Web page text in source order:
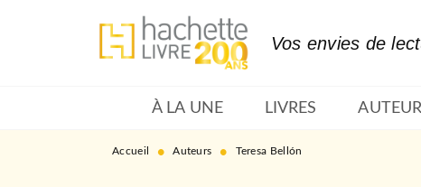
MENU RECHERCHE
Vos envies de
À LA UNE LIVRES
Accueil • Auteurs • Teresa Bellón